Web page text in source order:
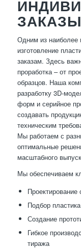
Одним из наиболее
изготовление
заказам. Здесь
проработка – от
образцов. Наша
разработку 3D-
форм и серийное
создавать
техническим
Мы работаем с
оптимальные
масштабного
Мы обеспечиваем
Подбор
Создание
Гибкое
тиража